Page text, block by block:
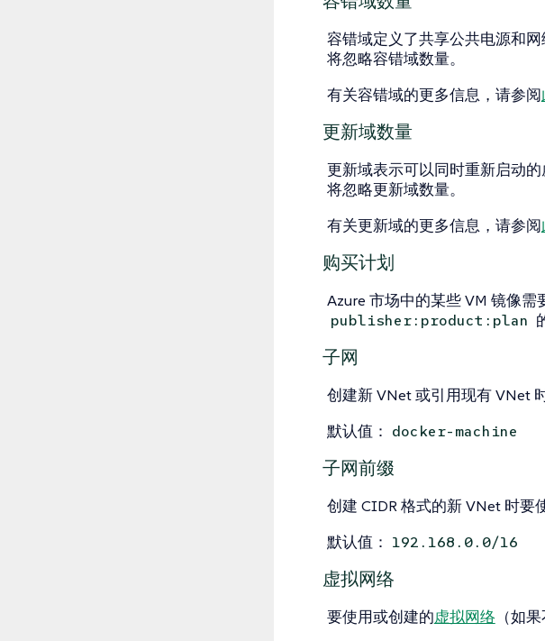
容错域定义了共享公共电源和
将忽略容错域数量。
有关容错域的更多信息，请参阅
更新域数量
更新域表示可以同时重新启动
将忽略更新域数量。
有关更新域的更多信息，请参阅
购买计划
Azure 市场中的某些 VM 镜像
publisher:product:plan
子网
创建新 VNet 或引用现有 VNet
默认值： docker-machine
子网前缀
创建 CIDR 格式的新 VNet 时要
默认值： 192.168.0.0/16
虚拟网络
要使用或创建的虚拟网络 （如